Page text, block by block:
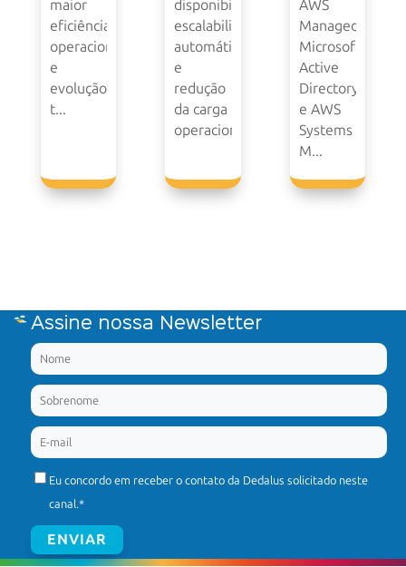
maior
eficiência
operacional
e
evolução
t...
disponibilidade,
escalabilidade
automática
e
redução
da carga
operacional.
AWS
Managed
Microsoft
Active
Directory
e AWS
Systems
M...
Assine nossa Newsletter
Eu concordo em receber o contato da Dedalus solicitado neste
canal.*